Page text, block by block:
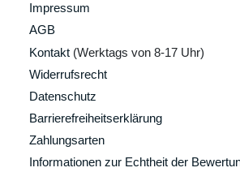
Impressum
AGB
Kontakt (Werktags von 8-17 Uhr)
Widerrufsrecht
Datenschutz
Barrierefreiheitserklärung
Zahlungsarten
Informationen zur Echtheit der